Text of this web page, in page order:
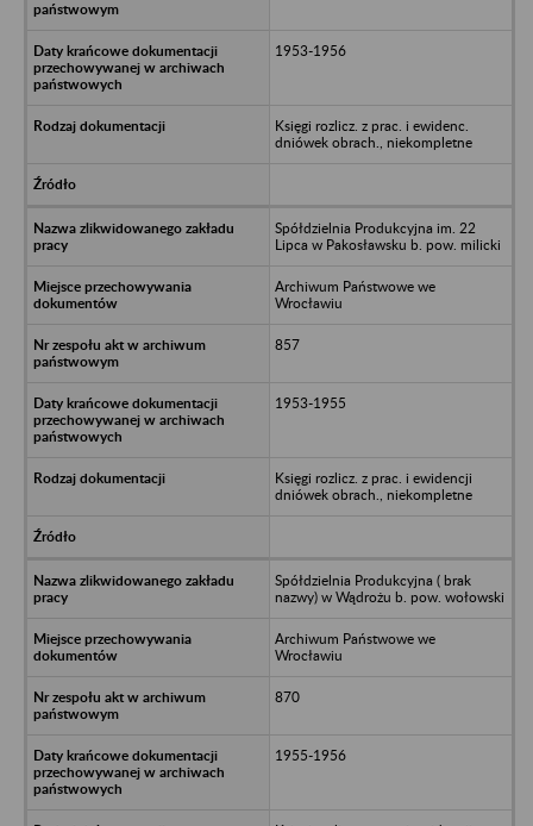
1953-1956
Księgi rozlicz. z prac. i ewidenc.
dniówek obrach., niekompletne
Spółdzielnia Produkcyjna im. 22
Lipca w Pakosławsku b. pow. milicki
Archiwum Państwowe we
Wrocławiu
857
1953-1955
Księgi rozlicz. z prac. i ewidencji
dniówek obrach., niekompletne
Spółdzielnia Produkcyjna ( brak
nazwy) w Wądrożu b. pow. wołowski
Archiwum Państwowe we
Wrocławiu
870
1955-1956